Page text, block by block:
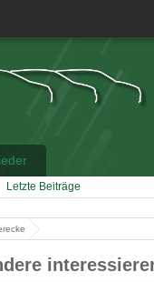
Letzte Beiträge